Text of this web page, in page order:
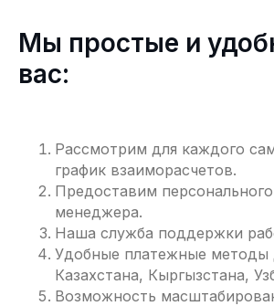
Мы простые и
вас:
Рассмотрим для каждого
график взаиморасчетов.
Предоставим
менеджера.
Наша служба поддержки
Удобные платежные методы
Казахстана, Кыргызстана,
Возможность